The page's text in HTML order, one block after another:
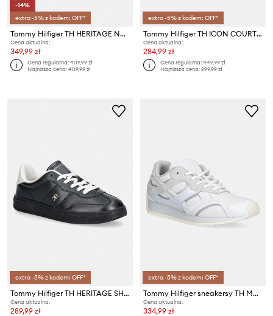
-14%
extra -5% z kodem: OFF*
Tommy Hilfiger TH HERITAGE NYLON SNEAKER sneakersy damskie
Cena aktualna:
349,99 zł
Cena regularna:409,99 zł
Najniższa cena:409,99 zł
extra -5% z kodem: OFF*
Tommy Hilfiger TH ICON COURT SCRIPT sneakersy damskie skórzane
Cena aktualna:
284,99 zł
Cena regularna:449,99 zł
Najniższa cena:299,99 zł
extra -5% z kodem: OFF*
Tommy Hilfiger TH HERITAGE SHINY SNEAKER sneakersy damskie skórzane
Cena aktualna:
289,99 zł
extra -5% z kodem: OFF*
Tommy Hilfiger sneakersy TH MODERN RUNNER MIX MAT
Cena aktualna:
334,99 zł